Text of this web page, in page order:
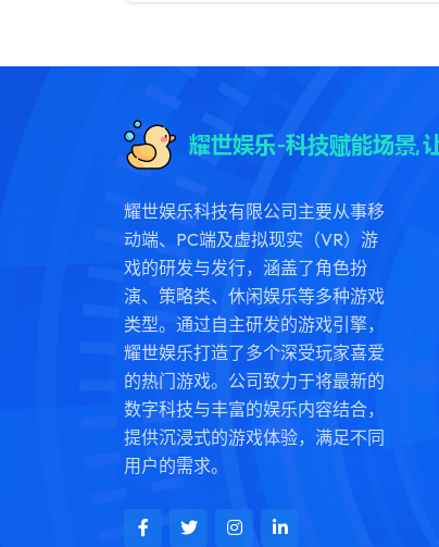
耀世娱乐科技有限公司主要从事移
动端、PC端及虚拟现实（VR）游
戏的研发与发行，涵盖了角色扮
演、策略类、休闲娱乐等多种游戏
类型。通过自主研发的游戏引擎，
耀世娱乐打造了多个深受玩家喜爱
的热门游戏。公司致力于将最新的
数字科技与丰富的娱乐内容结合，
提供沉浸式的游戏体验，满足不同
用户的需求。